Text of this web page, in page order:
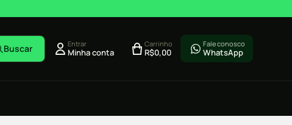
Buscar Entrar
Minha conta
Carrinho
R$0,00
Fale conosco
WhatsApp